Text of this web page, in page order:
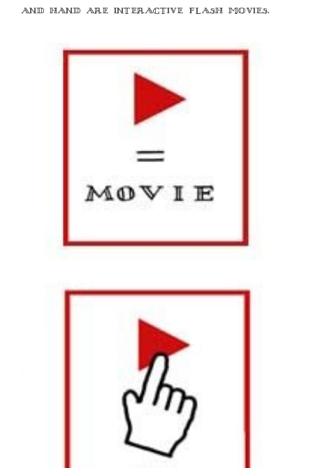
and hand are interactive flash movies.